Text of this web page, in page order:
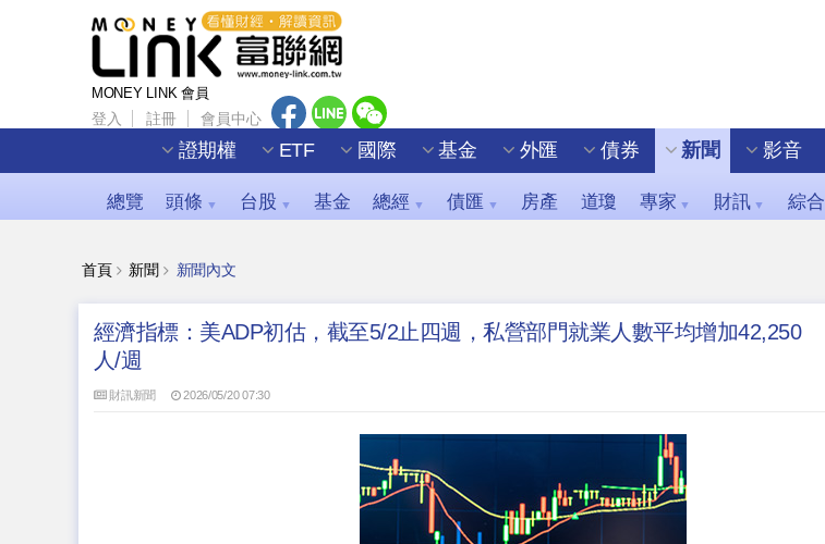
MONEY LINK 會員
登入 註冊 會員中心
證期權 ETF 國際 基金 外匯 債券 新聞 影音
總覽 頭條 ▼ 台股 ▼ 基金 總經 ▼ 債匯 ▼ 房產 道瓊 專家 ▼ 財訊 ▼ 綜合
首頁 新聞 新聞內文
經濟指標：美ADP初估，截至5/2止四週，私營部門就業人數平均增加42,250
人/週
財訊新聞 2026/05/20 07:30